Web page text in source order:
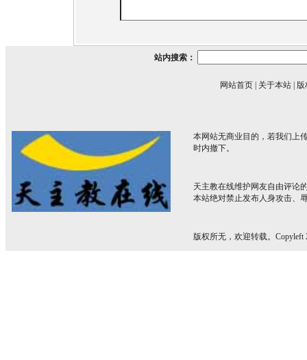
站内搜索：
网站首页 关于本站 版
本网站无商业目的，若我们上
时内撤下。
天主教在线维护网友自由评论
本站绝对禁止发布人身攻击、
版权所无，欢迎转载。